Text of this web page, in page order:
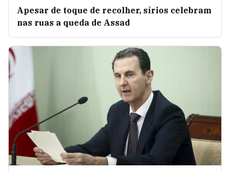
Apesar de toque de recolher, sírios celebram
nas ruas a queda de Assad